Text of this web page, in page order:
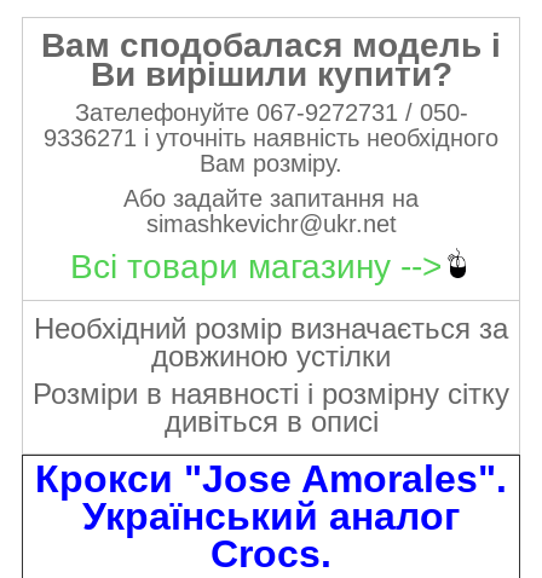
Вам сподобалася модель і
Ви вирішили купити?
Зателефонуйте 067-9272731 / 050-
9336271 і уточніть наявність необхідного
Вам розміру.
Або задайте запитання на
simashkevichr@ukr.net
Всі товари магазину -->
Необхідний розмір визначається за
довжиною устілки
Розміри в наявності і розмірну сітку
дивіться в описі
Крокси "Jose Amorales".
Український аналог
Crocs.